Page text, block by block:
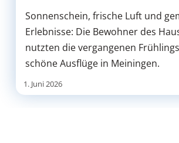
Sonnenschein, frische Luft und
Erlebnisse: Die Bewohner des
nutzten die vergangenen
schöne Ausflüge in Meiningen.
1. Juni 2026